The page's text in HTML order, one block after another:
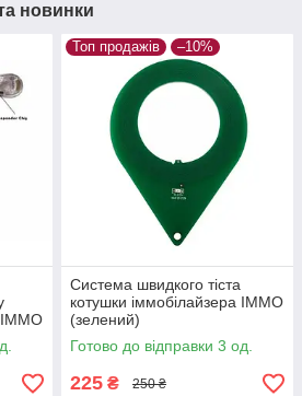
новинки
Топ продажів –10%
Система швидкого тіста
котушки іммобілайзера IMMO
(зелений)
Готово до відправки 3 од.
225 ₴ 250 ₴